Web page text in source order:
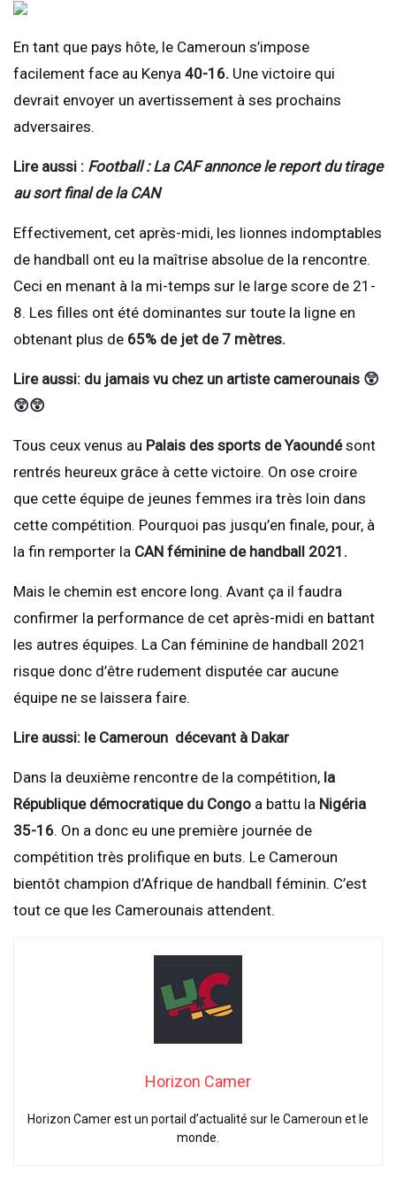
En tant que pays hôte, le Cameroun s’impose
facilement face au Kenya 40-16. Une victoire qui
devrait envoyer un avertissement à ses prochains
adversaires.
Lire aussi : Football : La CAF annonce le report du tirage
au sort final de la CAN
Effectivement, cet après-midi, les lionnes indomptables
de handball ont eu la maîtrise absolue de la rencontre.
Ceci en menant à la mi-temps sur le large score de 21-
8. Les filles ont été dominantes sur toute la ligne en
obtenant plus de 65% de jet de 7 mètres.
Lire aussi: du jamais vu chez un artiste camerounais 😲
😲😲
Tous ceux venus au Palais des sports de Yaoundésont
rentrés heureux grâce à cette victoire. On ose croire
que cette équipe de jeunes femmes ira très loin dans
cette compétition. Pourquoi pas jusqu’en finale, pour, à
la fin remporter la CAN féminine de handball 2021.
Mais le chemin est encore long. Avant ça il faudra
confirmer la performance de cet après-midi en battant
les autres équipes. La Can féminine de handball 2021
risque donc d’être rudement disputée car aucune
équipe ne se laissera faire.
Lire aussi: le Cameroun décevant à Dakar
Dans la deuxième rencontre de la compétition, la
République démocratique du Congo a battu la Nigéria
35-16. On a donc eu une première journée de
compétition très prolifique en buts. Le Cameroun
bientôt champion d’Afrique de handball féminin. C’est
tout ce que les Camerounais attendent.
Horizon Camer
Horizon Camer est un portail d’actualité sur le Cameroun et le
monde.